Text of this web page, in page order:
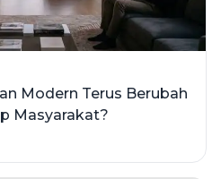
Modern Terus Berubah
Masyarakat?